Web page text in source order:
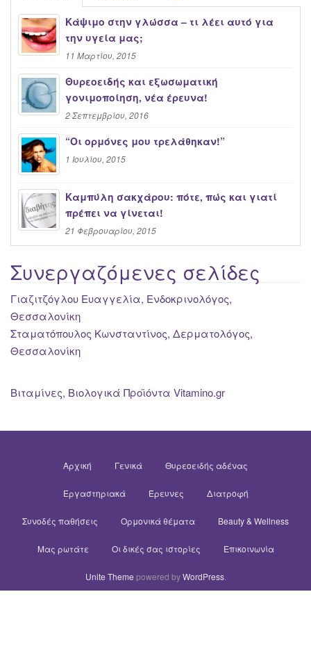
Κάψιμο στην γλώσσα – τι λέει αυτό για
την υγεία μας;
11 Μαρτίου, 2015
Θυρεοειδής και εξωσωματική
γονιμοποίηση, νέα έρευνα!
2 Σεπτεμβρίου, 2016
“Oι ορμόνες μου τρελάθηκαν!”
1 Ιουλίου, 2015
Καμπύλη σακχάρου: πότε, πώς και γιατί
πρέπει να γίνεται!
21 Φεβρουαρίου, 2015
Συνεργαζόμενες σελίδες
Γιαζιτζόγλου Ευαγγελία, Ενδοκρινολόγος,
Θεσσαλονίκη
Σταματόπουλος Κωνσταντίνος, Δερματολόγος,
Θεσσαλονίκη
Βιταμίνες, Βιολογικά Προϊόντα Vitamino.gr
Αρχική Γενικά Θυρεοειδής αδένας
Εργαστηριακά Έρευνες Διατροφή
Συνοδές παθήσεις Ορμονικά θέματα Beauty & Wellness
Μας ρωτάτε Οι δικές σας ιστορίες Επικοινωνία
Unite Theme powered byWordPress.